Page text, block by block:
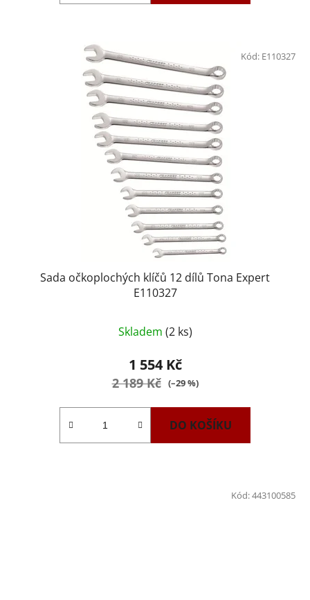
Sada očkoplochých klíčů 12 dílů Tona Expert
E110327
hodnocení
produktu
je
Skladem (2 ks)
1 554 Kč
2 189 Kč (–29 %)
DO KOŠÍKU
Kód: E110327
Kód:443100585